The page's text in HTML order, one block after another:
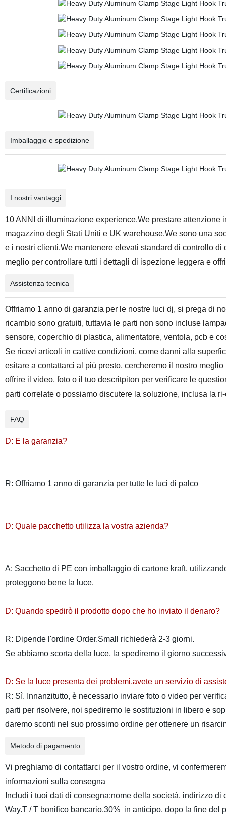
Certificazioni
Imballaggio e spedizione
I nostri vantaggi
10 ANNI di illuminazione experience.We prestare
magazzino degli Stati Uniti e UK warehouse.We sono una
e i nostri clienti.We mantenere elevati standard di controllo
meglio per controllare tutti i dettagli di ispezione leggera e
Assistenza tecnica
Offriamo 1 anno di garanzia per le nostre luci dj, si prega di
ricambio sono gratuiti, tuttavia le parti non sono incluse
sensore, coperchio di plastica, alimentatore, ventola, pcb e
Se ricevi articoli in cattive condizioni, come danni alla
esitare a contattarci al più presto, cercheremo il nostro
offrire il video, foto o il tuo descritpiton per verificare le
parti correlate o possiamo discutere la soluzione, inclusa la
FAQ
D: E la garanzia?
R: Offriamo 1 anno di garanzia per tutte le luci di palco
D: Quale pacchetto utilizza la vostra azienda?
A: Sacchetto di PE con imballaggio di cartone kraft,
proteggono bene la luce.
D: Quando spedirò il prodotto dopo che ho inviato il denaro?
R: Dipende l'ordine Order.Small richiederà 2-3 giorni.
Se abbiamo scorta della luce, la spediremo il giorno
D: Se la luce presenta dei problemi,avete un servizio di
R: Sì. Innanzitutto, è necessario inviare foto o video per
parti per risolvere, noi spediremo le sostituzioni in libero e
daremo sconti nel suo prossimo ordine per ottenere un
Metodo di pagamento
Vi preghiamo di contattarci per il vostro ordine, vi
informazioni sulla consegna
Includi i tuoi dati di consegna:nome della società, indirizzo
Way.T / T bonifico bancario.30% in anticipo, dopo la fine del